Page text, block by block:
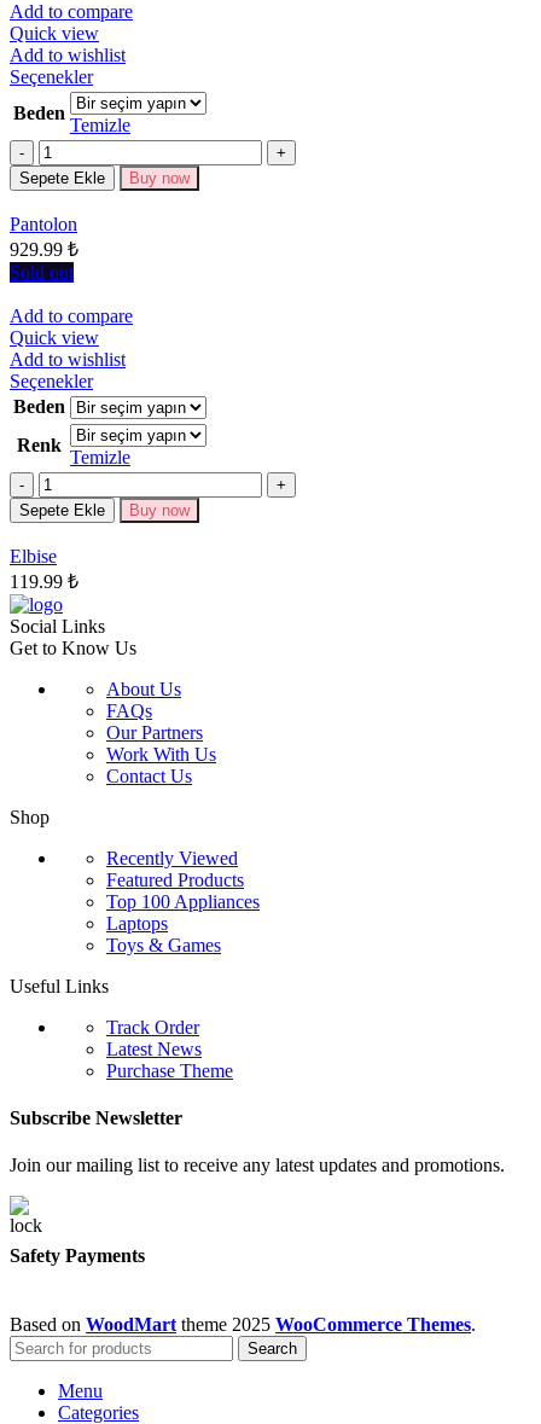
Add to compare
Quick view
Add to wishlist
SeçeneklerBu
ürünün
birden
fazla
varyasyonu
var.
Beden
Temizle
Miktar
Sepete Ekle Buy now
Pantolon
929.99 ₺
Sold out
Add to compare
Quick view
Add to wishlist
SeçeneklerBu
ürünün
birden
fazla
varyasyonu
Seçenekler
Beden
Renk
Temizle
Miktar
Sepete Ekle Buy now
Elbise
119.99 ₺
Social Links
Get to Know Us
About Us
FAQs
Our Partners
Work With Us
Contact Us
Shop
Recently Viewed
Featured Products
Top 100 Appliances
Laptops
Toys & Games
Useful Links
Track Order
Latest News
Purchase Theme
Subscribe Newsletter
Join our mailing list to receive any latest updates and promotions.
Safety Payments
Based on WoodMart theme 2025 WooCommerce Themes.
Search
Menu
Categories